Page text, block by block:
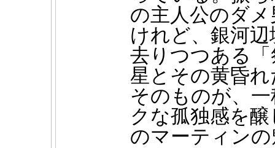
の主人公のダ
けれど、銀河
去りつつある
星とその黄昏
そのものが、
クな孤独感を
のマーティン